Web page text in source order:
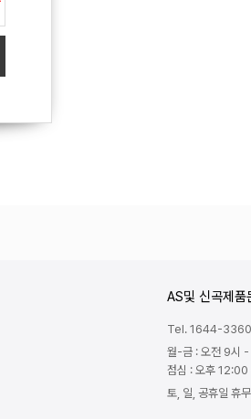
AS및 신곡제품
Tel. 1644-3360
월-금 : 오전 9시 -
점심 : 오후
토, 일, 공휴일 휴무